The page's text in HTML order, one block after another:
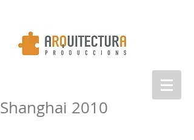
Shanghai 2010